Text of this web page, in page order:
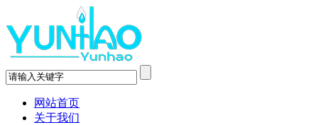
网站首页
关于我们